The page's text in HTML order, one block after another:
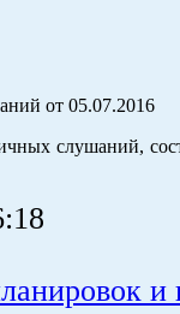
от 05.07.2016
слушаний,
и